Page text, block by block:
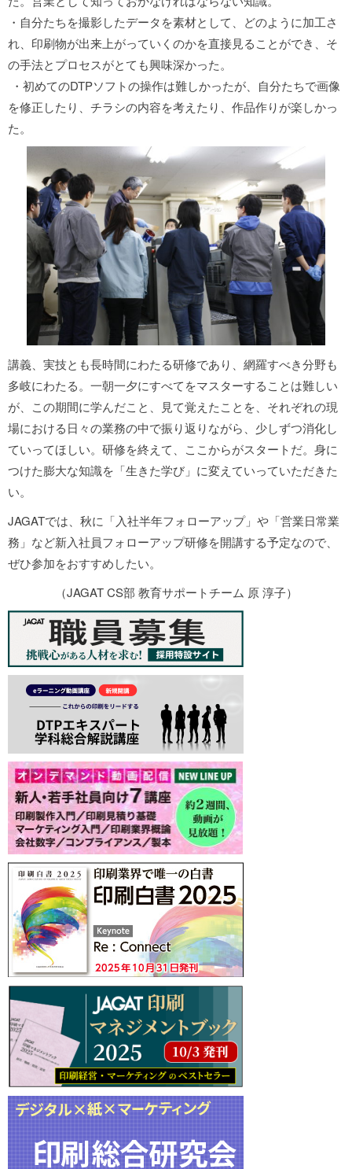
・自分たちを撮影したデータを素材として、どのように加工さ
れ、印刷物が出来上がっていくのかを直接見ることができ、そ
の手法とプロセスがとても興味深かった。
・初めてのDTPソフトの操作は難しかったが、自分たちで画像
を修正したり、チラシの内容を考えたり、作品作りが楽しかっ
た。
講義、実技とも長時間にわたる研修であり、網羅すべき分野も
多岐にわたる。一朝一夕にすべてをマスターすることは難しい
が、この期間に学んだこと、見て覚えたことを、それぞれの現
場における日々の業務の中で振り返りながら、少しずつ消化し
ていってほしい。研修を終えて、ここからがスタートだ。身に
つけた膨大な知識を「生きた学び」に変えていっていただきた
い。
JAGATでは、秋に「入社半年フォローアップ」や「営業日常業
務」など新入社員フォローアップ研修を開講する予定なので、
ぜひ参加をおすすめしたい。
（JAGAT CS部 教育サポートチーム 原 淳子）